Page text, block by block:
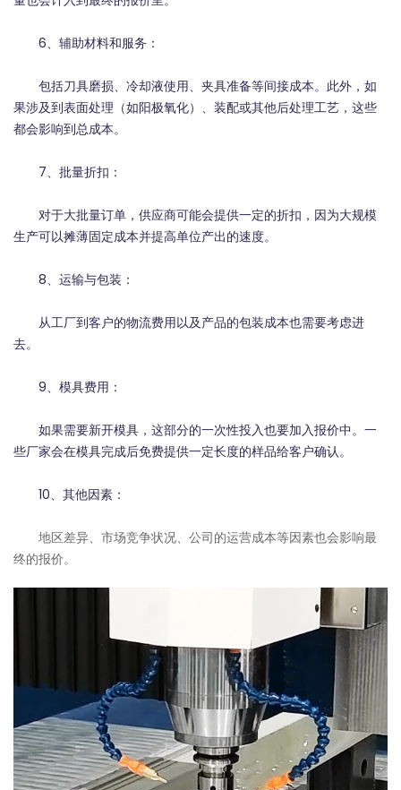
6、辅助材料和服务：
包括刀具磨损、冷却液使用、夹具准备等间接成本。此外，如
果涉及到表面处理（如阳极氧化）、装配或其他后处理工艺，这些
都会影响到总成本。
7、批量折扣：
对于大批量订单，供应商可能会提供一定的折扣，因为大规模
生产可以摊薄固定成本并提高单位产出的速度。
8、运输与包装：
从工厂到客户的物流费用以及产品的包装成本也需要考虑进
去。
9、模具费用：
如果需要新开模具，这部分的一次性投入也要加入报价中。一
些厂家会在模具完成后免费提供一定长度的样品给客户确认。
10、其他因素：
地区差异、市场竞争状况、公司的运营成本等因素也会影响最
终的报价。